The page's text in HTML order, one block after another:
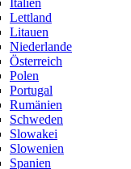
Italien
Lettland
Litauen
Niederlande
Österreich
Polen
Portugal
Rumänien
Schweden
Slowakei
Slowenien
Spanien